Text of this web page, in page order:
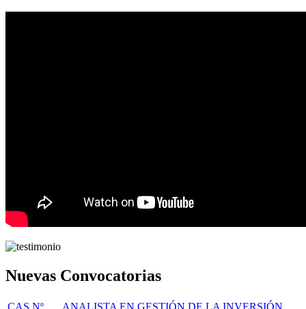
Nuevas Convocatorias